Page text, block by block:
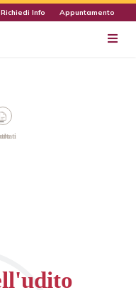
Richiedi Info Appuntamento